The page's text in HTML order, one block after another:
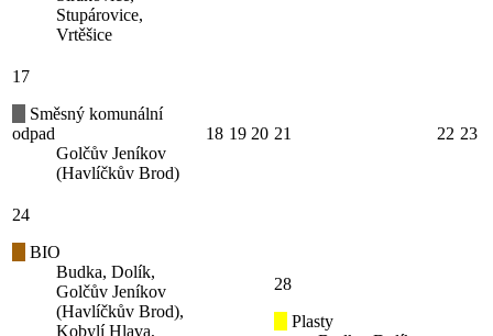
Stupárovice,
Vrtěšice
17
Směsný komunální
odpad
Golčův Jeníkov
(Havlíčkův Brod)
18 19 20 21 22 23
24
BIO
Budka, Dolík,
Golčův Jeníkov
(Havlíčkův Brod),
Kobylí Hlava,
28
Plasty